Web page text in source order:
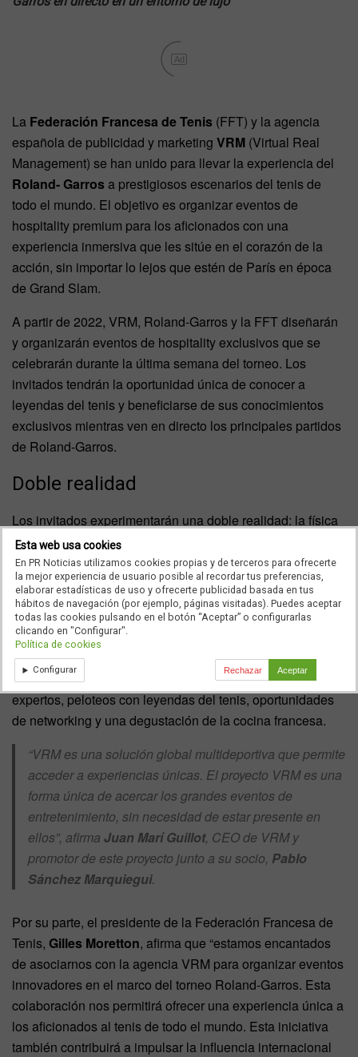
Ad
La Federación Francesa de Tenis (FFT) y la agencia
española de publicidad y marketing VRM (Virtual Real
Management) se han unido para llevar la experiencia del
Roland- Garros a prestigiosos escenarios del tenis de
todo el mundo. El objetivo es organizar eventos de
hospitality premium para los aficionados con una
experiencia inmersiva que les sitúe en el corazón de la
acción, sin importar lo lejos que estén de París en época
de Grand Slam.
A partir de 2022, VRM, Roland-Garros y la FFT diseñarán
y organizarán eventos de hospitality exclusivos que se
celebrarán durante la última semana del torneo. Los
invitados tendrán la oportunidad única de conocer a
leyendas del tenis y beneficiarse de sus conocimientos
exclusivos mientras ven en directo los principales partidos
de Roland-Garros.
Doble realidad
Los invitados experimentarán una doble realidad: la física
en las pistas de tierra batida donde se celebran los
eventos; y el contenido virtual que les permitirá seguir
Roland-Garros en directo en un entorno de lujo.
Además de ver el torneo en un entorno de primera
categoría, la plataforma ofrecerá una experiencia
innovadora que incluirá contenidos y actividades antes y
después de los partidos, tales como comentarios de los
expertos, peloteos con leyendas del tenis, oportunidades
de networking y una degustación de la cocina francesa.
“VRM es una solución global multideportiva que permite
acceder a experiencias únicas. El proyecto VRM es una
forma única de acercar los grandes eventos de
entretenimiento, sin necesidad de estar presente en
ellos”, afirma Juan Marí Guillot, CEO de VRM y
promotor de este proyecto junto a su socio, Pablo
Sánchez Marquiegui.
Por su parte, el presidente de la Federación Francesa de
Tenis, Gilles Moretton, afirma que “estamos encantados
de asociarnos con la agencia VRM para organizar eventos
innovadores en el marco del torneo Roland-Garros. Esta
colaboración nos permitirá ofrecer una experiencia única a
los aficionados al tenis de todo el mundo. Esta iniciativa
también contribuirá a impulsar la influencia internacional
Esta web usa cookies
En PR Noticias utilizamos cookies propias y de terceros para ofrecerte
la mejor experiencia de usuario posible al recordar tus preferencias,
elaborar estadísticas de uso y ofrecerte publicidad basada en tus
hábitos de navegación (por ejemplo, páginas visitadas). Puedes aceptar
todas las cookies pulsando en el botón “Aceptar” o configurarlas
clicando en "Configurar".
Política de cookies
Configurar Rechazar Aceptar